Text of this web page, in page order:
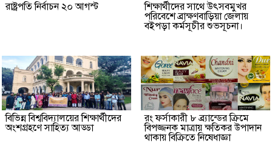
রাষ্ট্রপতি নির্বাচন ২০ আগস্ট
শিক্ষার্থীদের সাথে উৎসবমুখর
পরিবেশে ব্রাক্ষণবাড়িয়া জেলায়
বইপড়া কর্মসূচীর শুভসূচনা।
বিভিন্ন বিশ্ববিদ্যালয়ের শিক্ষার্থীদের
অংশগ্রহণে সাহিত্য আড্ডা
রং ফর্সাকারী ৮ ব্র্যান্ডের ক্রিমে
বিপজ্জনক মাত্রায় ক্ষতিকর উপাদান
থাকায় বিক্রিতে নিষেধাজ্ঞা